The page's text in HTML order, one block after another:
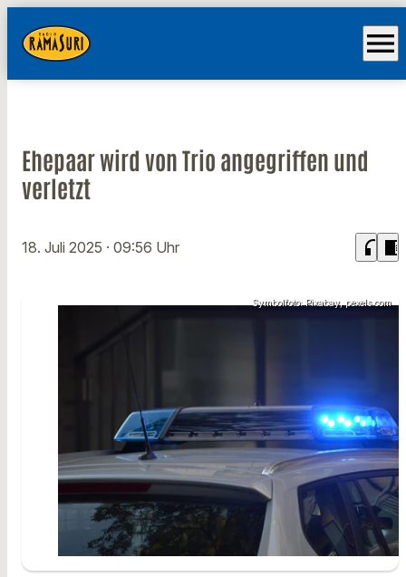
menu
Ehepaar wird von Trio angegriffen und
verletzt
18. Juli 2025 · 09:56 Uhr headphones chrome_reader_mode
Symbolfoto: Pixabay, pexels.com